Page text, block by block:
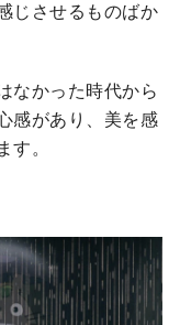
じさせるものばか
なかった時代から
感があり、美を感
す。